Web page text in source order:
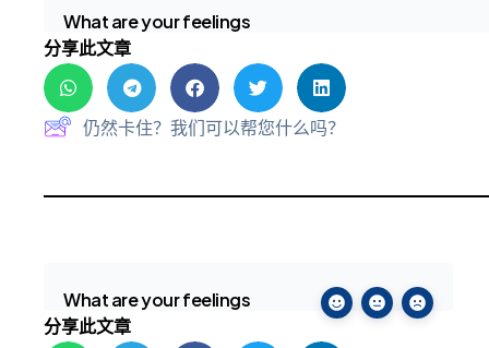
What are your feelings
分享此文章
仍然卡住？我们可以帮您什么吗？
What are your feelings
分享此文章